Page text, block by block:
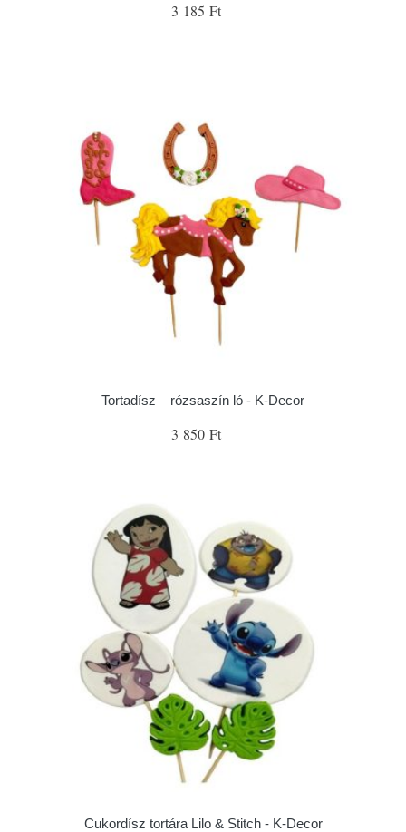
3 185 Ft
Tortadísz – rózsaszín ló - K-Decor
3 850 Ft
Cukordísz tortára Lilo & Stitch - K-Decor